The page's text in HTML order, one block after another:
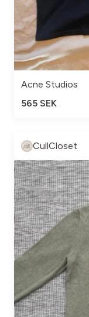
Acne Studios
565 SEK
CullCloset